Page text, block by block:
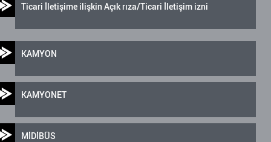
Ticari İletişime ilişkin Açık rıza/Ticari İletişim izni
KAMYON
KAMYONET
MİDİBÜS